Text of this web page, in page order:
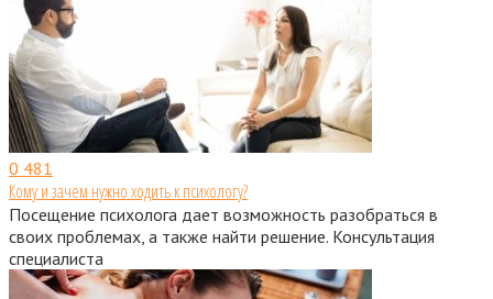
0 481
Кому и зачем нужно ходить к психологу?
Посещение психолога дает возможность разобраться в
своих проблемах, а также найти решение. Консультация
специалиста